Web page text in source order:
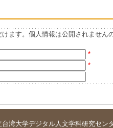
ます。個人情報は公開されません
*
*
台湾大学デジタル人文学科研究セン